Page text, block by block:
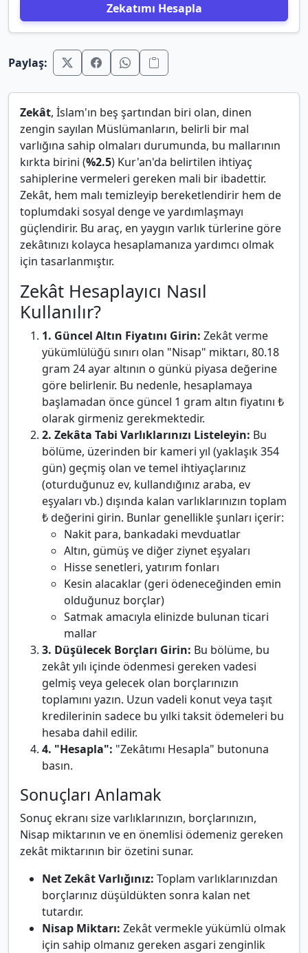
Zekatımı Hesapla
Paylaş:
Zekât, İslam'ın beş şartından biri olan, dinen
zengin sayılan Müslümanların, belirli bir mal
varlığına sahip olmaları durumunda, bu mallarının
kırkta birini (%2.5) Kur'an'da belirtilen ihtiyaç
sahiplerine vermeleri gereken mali bir ibadettir.
Zekât, hem malı temizleyip bereketlendirir hem de
toplumdaki sosyal denge ve yardımlaşmayı
güçlendirir. Bu araç, en yaygın varlık türlerine göre
zekâtınızı kolayca hesaplamanıza yardımcı olmak
için tasarlanmıştır.
Zekât Hesaplayıcı Nasıl
Kullanılır?
1. Güncel Altın Fiyatını Girin: Zekât verme
yükümlülüğü sınırı olan "Nisap" miktarı, 80.18
gram 24 ayar altının o günkü piyasa değerine
göre belirlenir. Bu nedenle, hesaplamaya
başlamadan önce güncel 1 gram altın fiyatını ₺
olarak girmeniz gerekmektedir.
2. Zekâta Tabi Varlıklarınızı Listeleyin: Bu
bölüme, üzerinden bir kameri yıl (yaklaşık 354
gün) geçmiş olan ve temel ihtiyaçlarınız
(oturduğunuz ev, kullandığınız araba, ev
eşyaları vb.) dışında kalan varlıklarınızın toplam
₺ değerini girin. Bunlar genellikle şunları içerir:
Nakit para, bankadaki mevduatlar
Altın, gümüş ve diğer ziynet eşyaları
Hisse senetleri, yatırım fonları
Kesin alacaklar (geri ödeneceğinden emin
olduğunuz borçlar)
Satmak amacıyla elinizde bulunan ticari
mallar
3. Düşülecek Borçları Girin: Bu bölüme, bu
zekât yılı içinde ödenmesi gereken vadesi
gelmiş veya gelecek olan borçlarınızın
toplamını yazın. Uzun vadeli konut veya taşıt
kredilerinin sadece bu yılki taksit ödemeleri bu
hesaba dahil edilir.
4. "Hesapla": "Zekâtımı Hesapla" butonuna
basın.
Sonuçları Anlamak
Sonuç ekranı size varlıklarınızın, borçlarınızın,
Nisap miktarının ve en önemlisi ödemeniz gereken
zekât miktarının bir özetini sunar.
Net Zekât Varlığınız: Toplam varlıklarınızdan
borçlarınız düşüldükten sonra kalan net
tutardır.
Nisap Miktarı: Zekât vermekle yükümlü olmak
için sahip olmanız gereken asgari zenginlik